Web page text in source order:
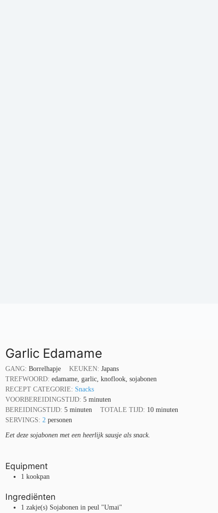
Garlic Edamame
GANG: Borrelhapje KEUKEN:Japans
TREFWOORD: edamame, garlic, knoflook, sojabonen
RECEPT CATEGORIE: Snacks
VOORBEREIDINGSTIJD: 5minuten
minuten
BEREIDINGSTIJD: 5minuten
minuten TOTALE TIJD: 10minuten
minuten
SERVINGS: 2 personen
Eet deze sojabonen met een heerlijk sausje als snack.
Equipment
1 kookpan
Ingrediënten
1 zakje(s) Sojabonen in peul "Umai"